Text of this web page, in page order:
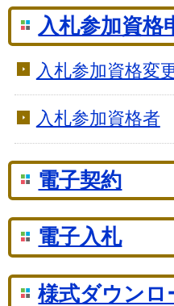
入札参加資格
入札参加資格変
入札参加資格者
電子契約
電子入札
様式ダウンロ